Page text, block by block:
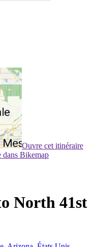
Ouvre cet itinéraire
dans Bikemap
North 41st